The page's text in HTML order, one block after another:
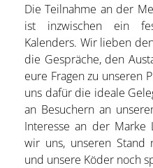
Die Teilnahme an der
ist inzwischen ein
Kalenders. Wir lieben
die Gespräche, den
eure Fragen zu unseren
uns dafür die ideale
an Besuchern an
Interesse an der Marke
wir uns, unseren Stand
und unsere Köder noch